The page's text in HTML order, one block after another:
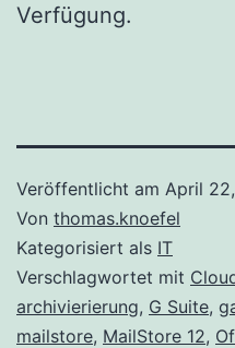
Verfügung.
Veröffentlicht am April
Von thomas.knoefel
Kategorisiert als IT
Verschlagwortet mit
archivierierung, G Suite,
mailstore, MailStore 12,